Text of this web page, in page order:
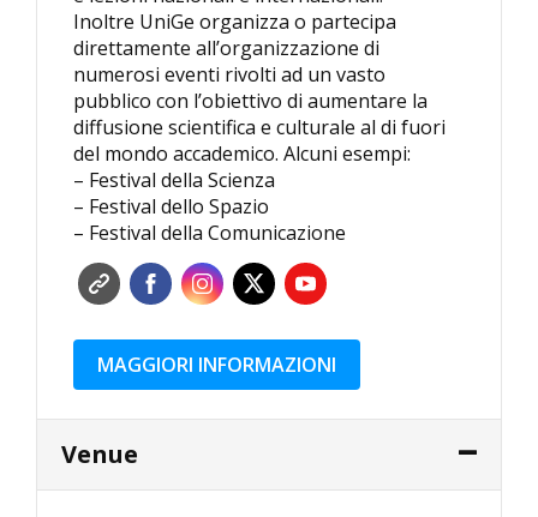
Inoltre UniGe organizza o partecipa
direttamente all’organizzazione di
numerosi eventi rivolti ad un vasto
pubblico con l’obiettivo di aumentare la
diffusione scientifica e culturale al di fuori
del mondo accademico. Alcuni esempi:
– Festival della Scienza
– Festival dello Spazio
– Festival della Comunicazione
MAGGIORI INFORMAZIONI
Venue